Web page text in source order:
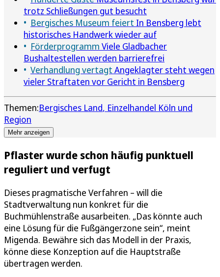
trotz Schließungen gut besucht
Bergisches Museum feiert In Bensberg lebt
historisches Handwerk wieder auf
Förderprogramm Viele Gladbacher
Bushaltestellen werden barrierefrei
Verhandlung vertagt Angeklagter steht wegen
vieler Straftaten vor Gericht in Bensberg
Themen:Bergisches Land Einzelhandel Köln und
Region
Mehr anzeigen
Pflaster wurde schon häufig punktuell
reguliert und verfugt
Dieses pragmatische Verfahren – will die
Stadtverwaltung nun konkret für die
Buchmühlenstraße ausarbeiten. „Das könnte auch
eine Lösung für die Fußgängerzone sein“, meint
Migenda. Bewähre sich das Modell in der Praxis,
könne diese Konzeption auf die Hauptstraße
übertragen werden.